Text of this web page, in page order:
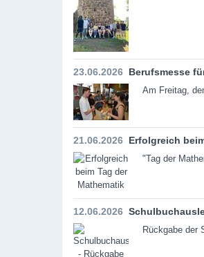
23.06.2026 Berufsmesse
Am Freitag,
21.06.2026 Erfolgreich
"Tag der
12.06.2026
Rückgabe der